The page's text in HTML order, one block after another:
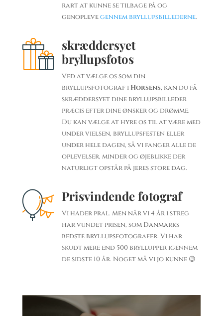
rart at kunne se tilbage på og
genoplevegennem bryllupsbillederne.
skræddersyet
bryllupsfotos
Ved at vælge os som din
bryllupsfotograf i Horsens, kan du få
skræddersyet dine bryllupsbilleder
præcis efter dine ønsker og drømme.
Du kan vælge at hyre os til at være med
under vielsen, bryllupsfesten eller
under hele dagen, så vi fanger alle de
oplevelser, minder og øjeblikke der
naturligt opstår på jeres store dag.
Prisvindende fotograf
Vi hader pral. Men når vi 4 år i streg
har vundet prisen, som Danmarks
bedste bryllupsfotografer. Vi har
skudt mere end 500 bryllupper igennem
de sidste 10 år. Noget må vi jo kunne 😉